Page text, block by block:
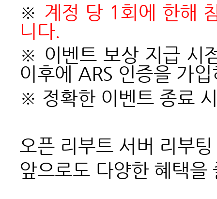
※ 계정 당 1회에 한해
니다.
※ 이벤트 보상 지급 시
이후에 ARS 인증을 가
※ 정확한 이벤트 종료
오픈 리부트 서버 리부
앞으로도 다양한 혜택